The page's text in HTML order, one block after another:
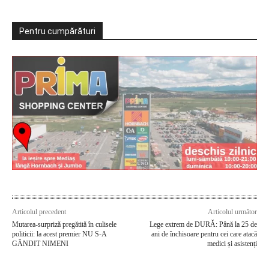
Pentru cumpărături
Articolul precedent
Mutarea-surpriză pregătită în culisele
politicii: la acest premier NU S-A
GÂNDIT NIMENI
Articolul următor
Lege extrem de DURĂ: Până la 25 de
ani de închisoare pentru cei care atacă
medici și asistenți